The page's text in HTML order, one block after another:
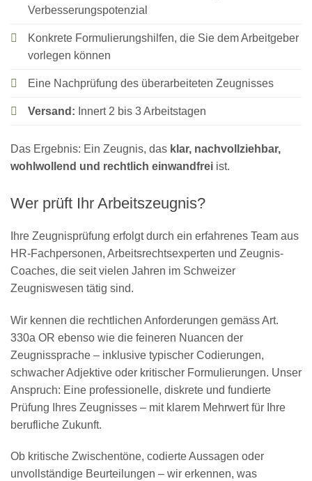
Verbesserungspotenzial
Konkrete Formulierungshilfen, die Sie dem Arbeitgeber
vorlegen können
Eine Nachprüfung des überarbeiteten Zeugnisses
Versand: Innert 2 bis 3 Arbeitstagen
Das Ergebnis: Ein Zeugnis, das klar, nachvollziehbar,
wohlwollend und rechtlich einwandfrei ist.
Wer prüft Ihr Arbeitszeugnis?
Ihre Zeugnisprüfung erfolgt durch ein erfahrenes Team aus
HR-Fachpersonen, Arbeitsrechtsexperten und Zeugnis-
Coaches, die seit vielen Jahren im Schweizer
Zeugniswesen tätig sind.
Wir kennen die rechtlichen Anforderungen gemäss Art.
330a OR ebenso wie die feineren Nuancen der
Zeugnissprache – inklusive typischer Codierungen,
schwacher Adjektive oder kritischer Formulierungen. Unser
Anspruch: Eine professionelle, diskrete und fundierte
Prüfung Ihres Zeugnisses – mit klarem Mehrwert für Ihre
berufliche Zukunft.
Ob kritische Zwischentöne, codierte Aussagen oder
unvollständige Beurteilungen – wir erkennen, was